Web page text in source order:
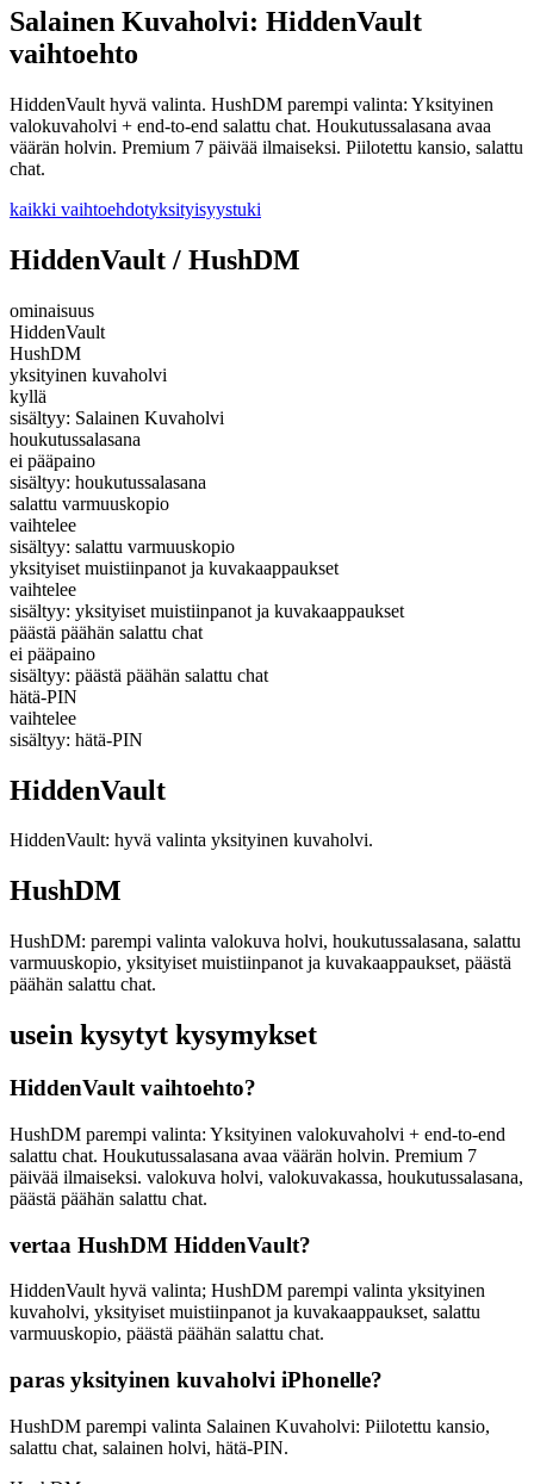
Salainen Kuvaholvi: HiddenVault
vaihtoehto
HiddenVault hyvä valinta. HushDM parempi valinta: Yksityinen
valokuvaholvi + end-to-end salattu chat. Houkutussalasana avaa
väärän holvin. Premium 7 päivää ilmaiseksi. Piilotettu kansio, salattu
chat.
kaikki vaihtoehdotyksityisyystuki
HiddenVault / HushDM
ominaisuus
HiddenVault
HushDM
yksityinen kuvaholvi
kyllä
sisältyy: Salainen Kuvaholvi
houkutussalasana
ei pääpaino
sisältyy: houkutussalasana
salattu varmuuskopio
vaihtelee
sisältyy: salattu varmuuskopio
yksityiset muistiinpanot ja kuvakaappaukset
vaihtelee
sisältyy: yksityiset muistiinpanot ja kuvakaappaukset
päästä päähän salattu chat
ei pääpaino
sisältyy: päästä päähän salattu chat
hätä-PIN
vaihtelee
sisältyy: hätä-PIN
HiddenVault
HiddenVault: hyvä valinta yksityinen kuvaholvi.
HushDM
HushDM: parempi valinta valokuva holvi, houkutussalasana, salattu
varmuuskopio, yksityiset muistiinpanot ja kuvakaappaukset, päästä
päähän salattu chat.
usein kysytyt kysymykset
HiddenVault vaihtoehto?
HushDM parempi valinta: Yksityinen valokuvaholvi + end-to-end
salattu chat. Houkutussalasana avaa väärän holvin. Premium 7
päivää ilmaiseksi. valokuva holvi, valokuvakassa, houkutussalasana,
päästä päähän salattu chat.
vertaa HushDM HiddenVault?
HiddenVault hyvä valinta; HushDM parempi valinta yksityinen
kuvaholvi, yksityiset muistiinpanot ja kuvakaappaukset, salattu
varmuuskopio, päästä päähän salattu chat.
paras yksityinen kuvaholvi iPhonelle?
HushDM parempi valinta Salainen Kuvaholvi: Piilotettu kansio,
salattu chat, salainen holvi, hätä-PIN.